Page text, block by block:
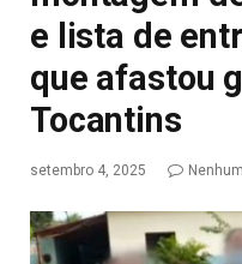
e lista de
que afastou
Tocantins
setembro 4, 2025